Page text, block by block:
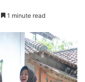
1 minute read